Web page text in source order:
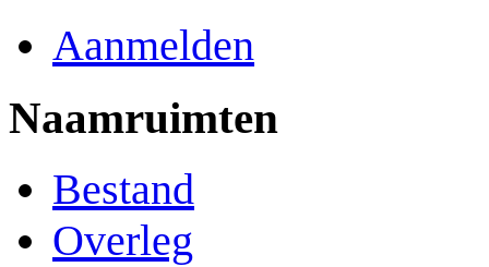
Aanmelden
Naamruimten
Bestand
Overleg